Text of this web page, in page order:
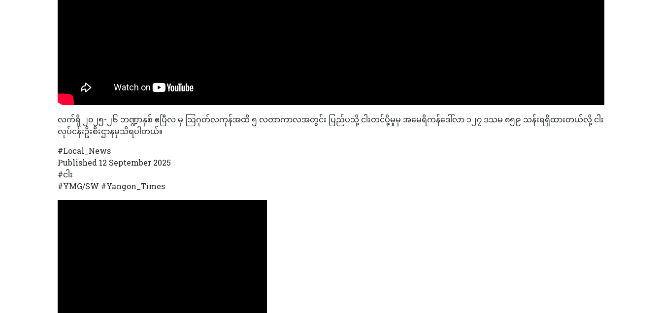
လက်ရှိ ၂၀၂၅-၂၆ ဘဏ္ဍာနှစ် ဧပြီလ မှ ဩဂုတ်လကုန်အထိ ၅ လတာကာလအတွင်း ပြည်ပသို့ ငါးတင်ပို့မှုမှ အမေရိကန်ဒေါ်လာ ၁၂၇ ဒသမ ၈၅၉ သန်းရရှိထားတယ်လို့ ငါး
လုပ်ငန်းဦးစီးဌာနမှသိရပါတယ်။
#Local_News
Published 12 September 2025
#ငါး
#YMG/SW #Yangon_Times